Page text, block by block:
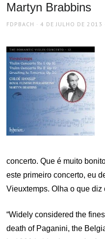
Martyn Brabbins
AUTHOR
FDPBACH
POSTED
4 DE JULHO DE 2013
concerto. Que é muito
este primeiro concerto, eu
Vieuxtemps. Olha o que diz
“Widely considered the
death of Paganini, the